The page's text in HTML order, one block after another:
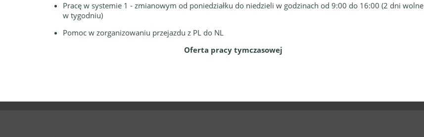
Pracę w systemie 1 - zmianowym od poniedziałku do niedzieli w godzinach od 9:00 do 16:00 (2 dni wolne
w tygodniu)
Pomoc w zorganizowaniu przejazdu z PL do NL
Oferta pracy tymczasowej